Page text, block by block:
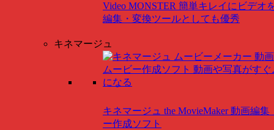
Video MONSTER 簡単キレイにビデオ
編集・変換ツールとしても優秀
キネマージュ
キネマージュ the MovieMaker 動画編集
ー作成ソフト